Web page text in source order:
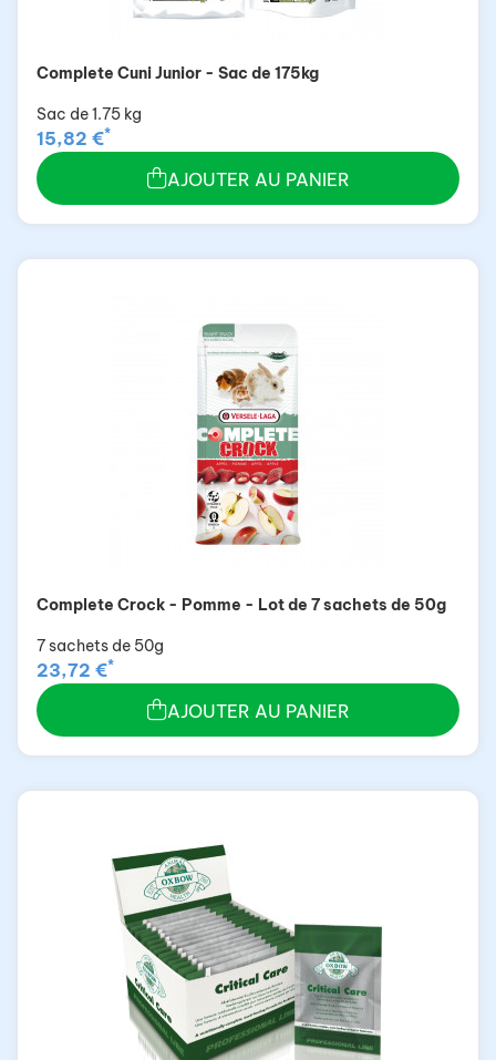
Complete Cuni Junior - Sac de 175kg
Sac de 1.75 kg
15,82 €*
AJOUTER AU PANIER
Complete Crock - Pomme - Lot de 7 sachets de 50g
7 sachets de 50g
23,72 €*
AJOUTER AU PANIER